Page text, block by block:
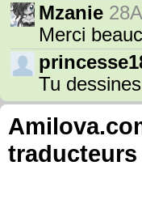
Mzanie
Merci
Tu